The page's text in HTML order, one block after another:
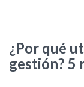
¿Por qué
gestión? 5